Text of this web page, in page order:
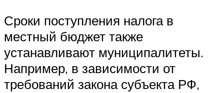
Сроки поступления налога в
местный бюджет также
устанавливают муниципалитеты.
Например, в зависимости от
требований закона субъекта РФ,